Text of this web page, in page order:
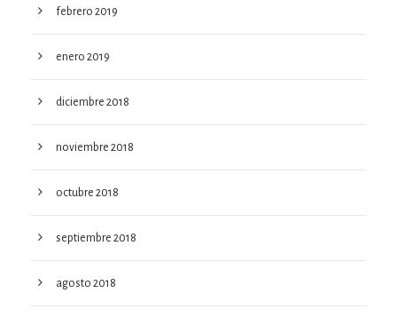
febrero 2019
enero 2019
diciembre 2018
noviembre 2018
octubre 2018
septiembre 2018
agosto 2018